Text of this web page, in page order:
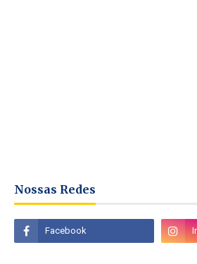
Nossas Redes